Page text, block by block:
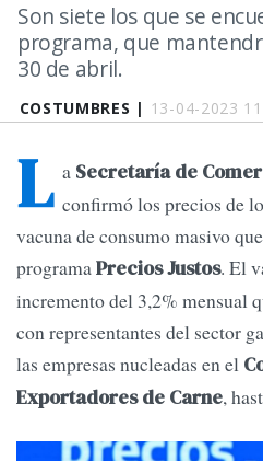
COSTUMBRES | 13-04-2023
Son siete los que se
programa, que
30 de abril.
L a Secretaría de
confirmó los precios de
vacuna de consumo masivo
programaPrecios Justos. El
incremento del 3,2% mensual
con representantes del sector
las empresas nucleadas en el
Exportadores de Carne,